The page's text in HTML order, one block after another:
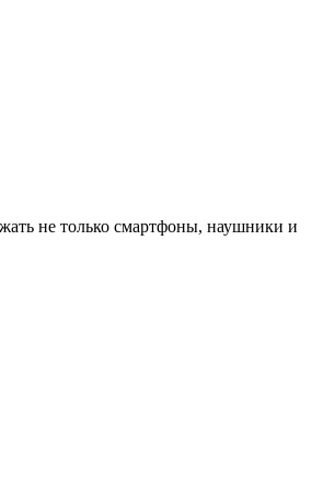
не только смартфоны, наушники и